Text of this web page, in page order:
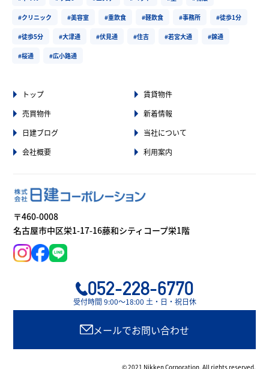
#クリニック #美容室 #重飲食 #軽飲食 #事務所 #徒歩1分
#徒歩5分 #大津通 #伏見通 #住吉 #若宮大通 #錦通
#桜通 #広小路通
トップ
賃貸物件
売買物件
新着情報
日建ブログ
当社について
会社概要
利用案内
〒460-0008
名古屋市中区栄1-17-16藤和シティコープ栄1階
052-228-6770
受付時間 9:00〜18:00 土・日・祝日休
メールでお問い合わせ
© 2021 Nikken Corporation, All rights reserved.